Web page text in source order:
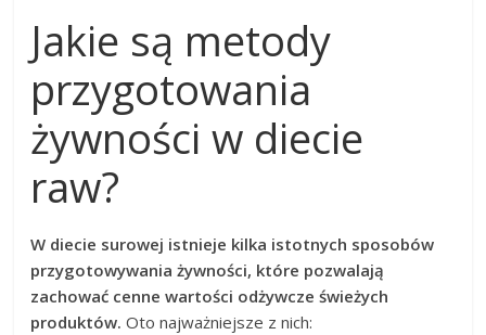
Jakie są metody
przygotowania
żywności w diecie
raw?
W diecie surowej istnieje kilka istotnych sposobów
przygotowywania żywności, które pozwalają
zachować cenne wartości odżywcze świeżych
produktów. Oto najważniejsze z nich: